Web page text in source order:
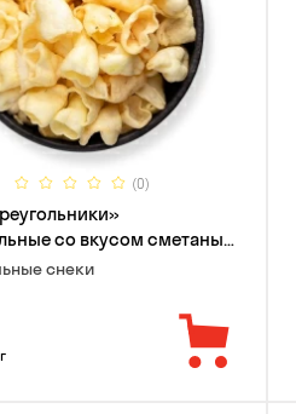
(0)
со вкусом сметаны
снеки